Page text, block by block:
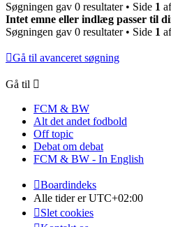
Søgningen gav 0 resultater • Side 1
Intet emne eller indlæg passer til
Søgningen gav 0 resultater • Side 1
Gå til avanceret søgning
Gå til
FCM & BW
Alt det andet fodbold
Off topic
Debat om debat
FCM & BW - In English
Boardindeks
Alle tider erUTC+02:00
Slet cookies